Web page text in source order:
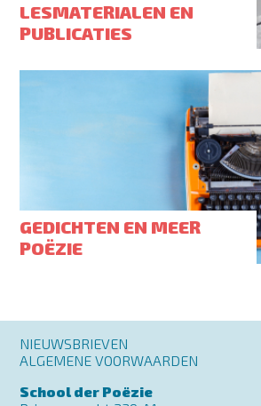
LESMATERIALEN EN
PUBLICATIES
GEDICHTEN EN MEER
POËZIE
Footer
menu
NIEUWSBRIEVEN
ALGEMENE VOORWAARDEN
School der Poëzie